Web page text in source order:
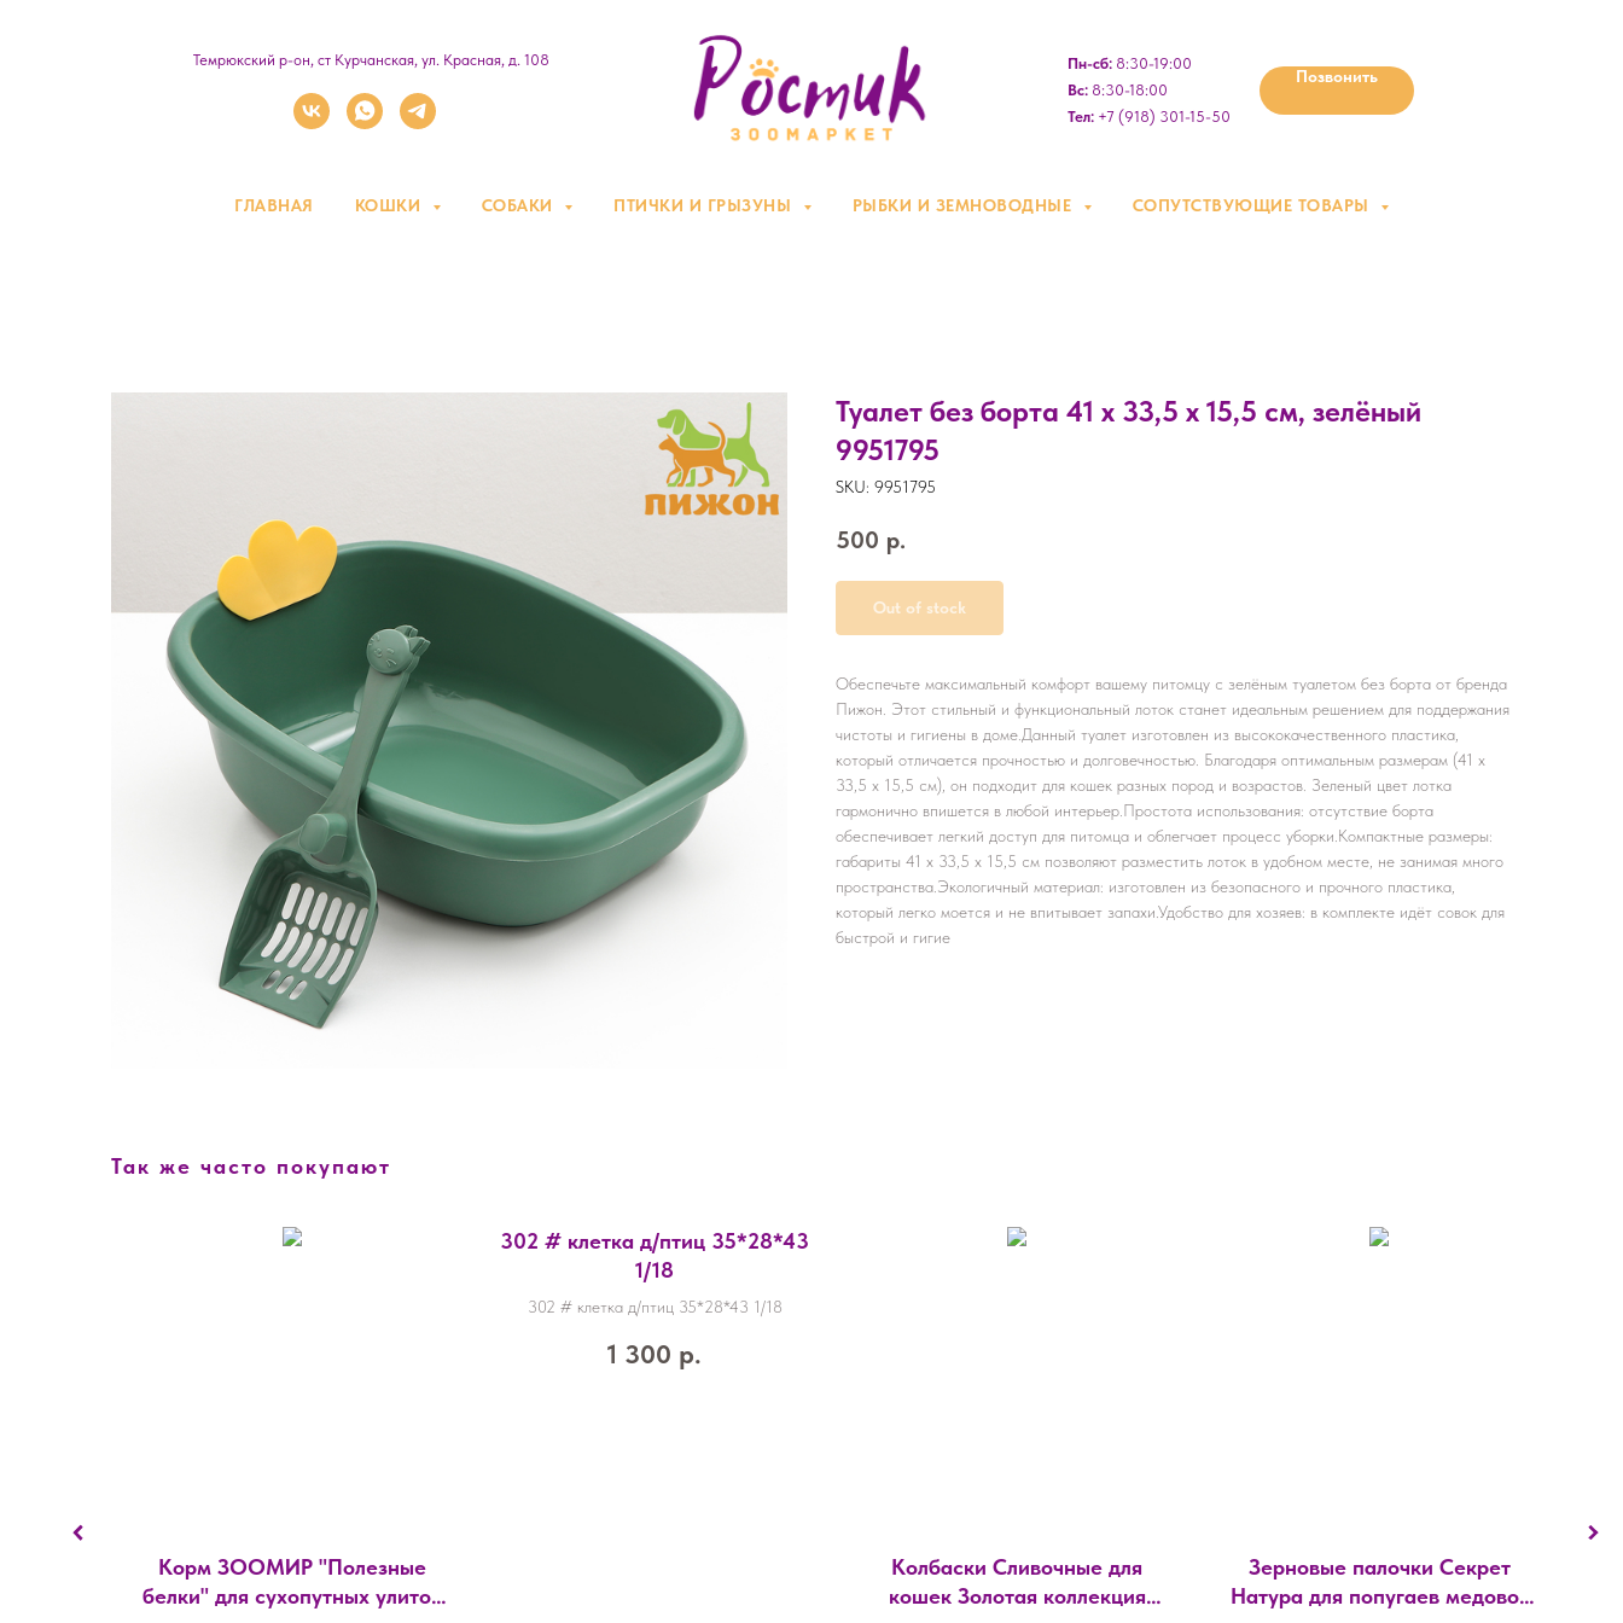
Темрюкский р-он, ст Курчанская, ул. Красная, д. 108 Пн-сб:8:30-19:00
Вс:8:30-18:00
Тел:+7 (918) 301-15-50
Позвонить
ГЛАВНАЯ КОШКИ СОБАКИ ПТИЧКИ И ГРЫЗУНЫ РЫБКИ И ЗЕМНОВОДНЫЕ СОПУТСТВУЮЩИЕ ТОВАРЫ
Туалет без борта 41 х 33,5 х 15,5 см, зелёный
9951795
SKU: 9951795
500 р.
Out of stock
Обеспечьте максимальный комфорт вашему питомцу с зелёным туалетом без борта от бренда
Пижон. Этот стильный и функциональный лоток станет идеальным решением для поддержания
чистоты и гигиены в доме.Данный туалет изготовлен из высококачественного пластика,
который отличается прочностью и долговечностью. Благодаря оптимальным размерам (41 х
33,5 х 15,5 см), он подходит для кошек разных пород и возрастов. Зеленый цвет лотка
гармонично впишется в любой интерьер.Простота использования: отсутствие борта
обеспечивает легкий доступ для питомца и облегчает процесс уборки.Компактные размеры:
габариты 41 х 33,5 х 15,5 см позволяют разместить лоток в удобном месте, не занимая много
пространства.Экологичный материал: изготовлен из безопасного и прочного пластика,
который легко моется и не впитывает запахи.Удобство для хозяев: в комплекте идёт совок для
быстрой и гигие
Так же часто покупают
Корм ЗООМИР "Полезные
белки" для сухопутных улиток
302 # клетка д/птиц 35*28*43
1/18
302 # клетка д/птиц 35*28*43 1/18
1 300 р.
Колбаски Сливочные для
кошек Золотая коллекция
Зерновые палочки Секрет
Натура для попугаев медово-